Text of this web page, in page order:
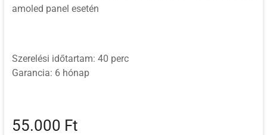
amoled panel esetén
Szerelési időtartam: 40 perc
Garancia: 6 hónap
55.000 Ft